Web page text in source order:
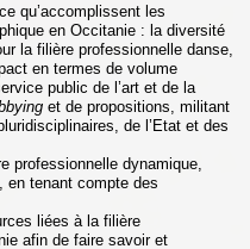
qu’accomplissent les
en Occitanie : la diversité
la filière professionnelle danse,
en termes de volume
public de l’art et de la
et de propositions, militant
de l’Etat et des
professionnelle dynamique,
en tenant compte des
liées à la filière
afin de faire savoir et